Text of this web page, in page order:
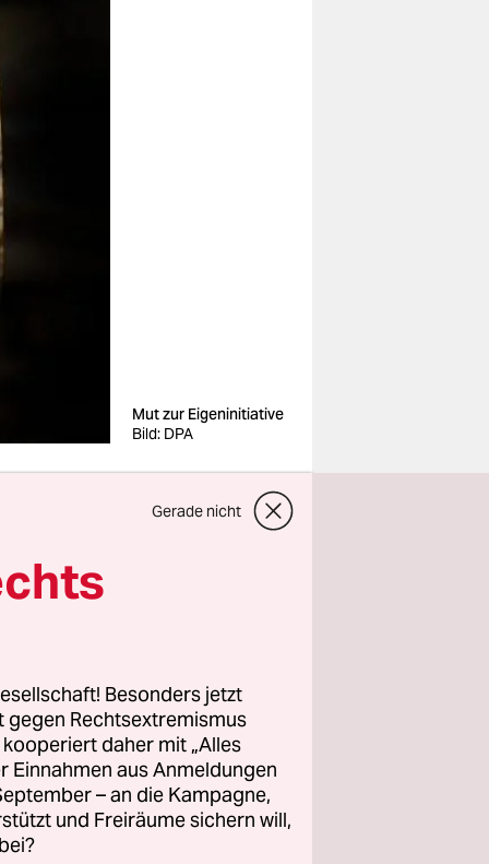
Mut zur Eigeninitiative
Bild: DPA
große
dem
ein, die
Gerade nicht
Besonders jetzt
gegen Rechtsextremismus
daher mit „Alles
Einnahmen aus Anmeldungen
– an die Kampagne,
und Freiräume sichern will,